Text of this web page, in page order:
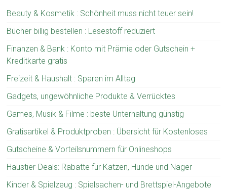
Beauty & Kosmetik : Schönheit muss nicht teuer sein!
Bücher billig bestellen : Lesestoff reduziert
Finanzen & Bank : Konto mit Prämie oder Gutschein +
Kreditkarte gratis
Freizeit & Haushalt : Sparen im Alltag
Gadgets, ungewöhnliche Produkte & Verrücktes
Games, Musik & Filme : beste Unterhaltung günstig
Gratisartikel & Produktproben : Übersicht für Kostenloses
Gutscheine & Vorteilsnummern für Onlineshops
Haustier-Deals: Rabatte für Katzen, Hunde und Nager
Kinder & Spielzeug : Spielsachen- und Brettspiel-Angebote